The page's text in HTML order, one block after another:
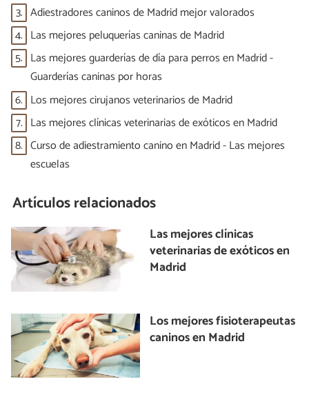
3. Adiestradores caninos de Madrid mejor valorados
4. Las mejores peluquerías caninas de Madrid
5. Las mejores guarderías de día para perros en Madrid -
Guarderías caninas por horas
6. Los mejores cirujanos veterinarios de Madrid
7. Las mejores clínicas veterinarias de exóticos en Madrid
8. Curso de adiestramiento canino en Madrid - Las mejores
escuelas
Artículos relacionados
Las mejores clínicas
veterinarias de exóticos en
Madrid
Los mejores fisioterapeutas
caninos en Madrid